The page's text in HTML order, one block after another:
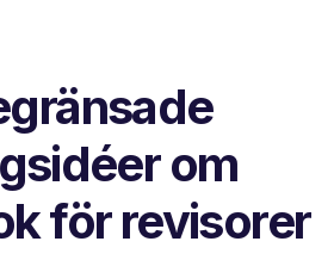
om
för revisorer